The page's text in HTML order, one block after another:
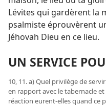
Lévites qui gardèrent la
psalmiste éprouvèrent
Jéhovah Dieu en ce lieu.
UN SERVICE
10, 11. a) Quel privilège de
en rapport avec le tabernacle
réaction eurent-​elles quand ce